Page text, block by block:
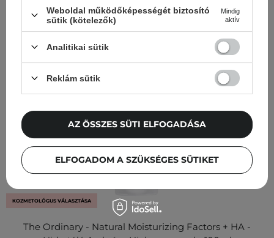
KOZMETOLÓGUS VÁLASZTÁSA
The Ordinary - Natural Moisturizing Factors + HA -
Weboldal működőképességét biztosító
sütik (kötelezők)
Mindig
aktív
Analitikai sütik
Reklám sütik
ELFOGADOM A SZÜKSÉGES SÜTIKET
AZ ÖSSZES SÜTI ELFOGADÁSA